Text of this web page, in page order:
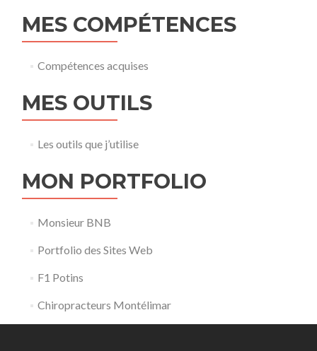
MES COMPÉTENCES
Compétences acquises
MES OUTILS
Les outils que j’utilise
MON PORTFOLIO
Monsieur BNB
Portfolio des Sites Web
F1 Potins
Chiropracteurs Montélimar